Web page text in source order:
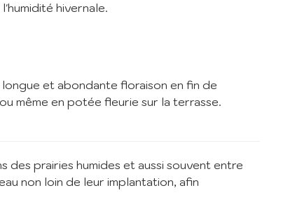
hivernale.
et abondante floraison en fin de
même en potée fleurie sur la terrasse.
prairies humides et aussi souvent entre
non loin de leur implantation, afin